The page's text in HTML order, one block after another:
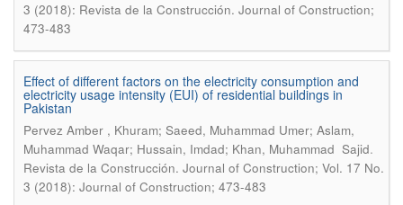
3 (2018): Revista de la Construcción. Journal of Construction;
473-483
Effect of different factors on the electricity consumption and
electricity usage intensity (EUI) of residential buildings in
Pakistan
Pervez Amber , Khuram; Saeed, Muhammad Umer; Aslam,
Muhammad Waqar; Hussain, Imdad; Khan, Muhammad Sajid.
Revista de la Construcción. Journal of Construction; Vol. 17 No.
3 (2018): Journal of Construction; 473-483